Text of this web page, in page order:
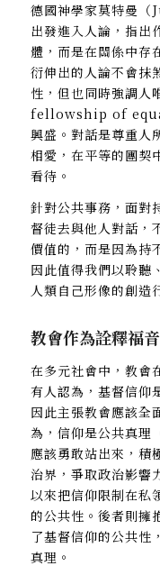
德國神學家莫特曼
出發進入人論，指出
體，而是在關係中存
衍伸出的人論不會抹
性，但也同時強調人
fellowship of
興盛。對話是尊重人
相愛，在平等的團契
看待。
針對公共事務，面對
督徒去與他人對話，
價值的，而是因為持
因此值得我們以聆聽
人類自己形像的創造
教會作為詮釋福
在多元社會中，教會
有人認為，基督信仰
因此主張教會應該全
為，信仰是公共真
應該勇敢站出來，積
治界，爭取政治影響
以來把信仰限制在私
的公共性。後者則擁
了基督信仰的公共性
真理。